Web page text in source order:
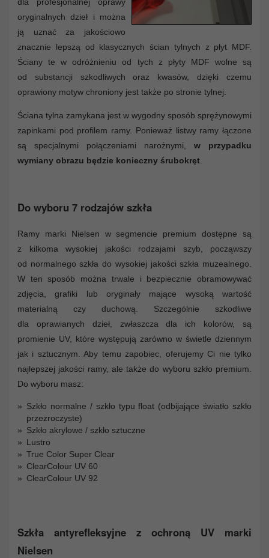
oryginalnych dzieł i można
ją uznać za jakościowo
znacznie lepszą od klasycznych ścian tylnych z płyt MDF.
Ściany te w odróżnieniu od tych z płyty MDF wolne są
od substancji szkodliwych oraz kwasów, dzięki czemu
oprawiony motyw chroniony jest także po stronie tylnej.
Ściana tylna zamykana jest w wygodny sposób sprężynowymi
zapinkami pod profilem ramy. Ponieważ listwy ramy łączone
są specjalnymi połączeniami narożnymi, w przypadku
wymiany obrazu będzie konieczny śrubokręt
Do wyboru 7 rodzajów szkła
Ramy marki Nielsen w segmencie premium dostępne są
z kilkoma wysokiej jakości rodzajami szyb, począwszy
od normalnego szkła do wysokiej jakości szkła muzealnego.
W ten sposób można trwale i bezpiecznie obramowywać
zdjęcia, grafiki lub oryginały mające wysoką wartość
materialną czy duchową. Szczególnie szkodliwe
dla oprawianych dzieł, zwłaszcza dla ich kolorów, są
promienie UV, które występują zarówno w świetle dziennym
jak i sztucznym. Aby temu zapobiec, oferujemy Ci nie tylko
najlepszej jakości ramy, ale także do wyboru szkło premium.
Do wyboru masz:
Szkło normalne / szkło typu float (odbijające światło szkło
przezroczyste)
Szkło akrylowe / szkło sztuczne
Lustro
True Color Super Clear
ClearColour UV 60
ClearColour UV 92
Szkła antyrefleksyjne z ochroną UV marki
Nielsen